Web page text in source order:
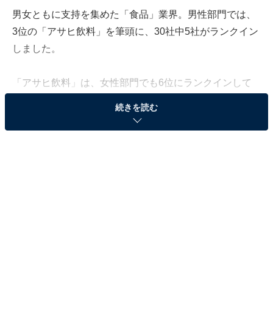
男女ともに支持を集めた「食品」業界。男性部門では、
3位の「アサヒ飲料」を筆頭に、30社中5社がランクイン
しました。
「アサヒ飲料」は、女性部門でも6位にランクインして
品」業界ですが、コロナ禍で自宅で食事をする機会が増
えたこともあり、さらに人気が底堅くなっていると考え
続きを読む